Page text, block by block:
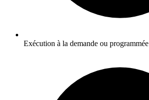
Exécution à la demande ou programmée